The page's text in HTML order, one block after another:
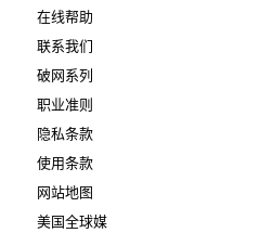
在线帮助
联系我们
破网系列
职业准则
隐私条款
使用条款
网站地图
美国全球媒